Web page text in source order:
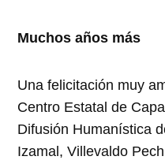
Muchos años más
Una felicitación muy
Centro Estatal de
Difusión Humanística
Izamal, Villevaldo